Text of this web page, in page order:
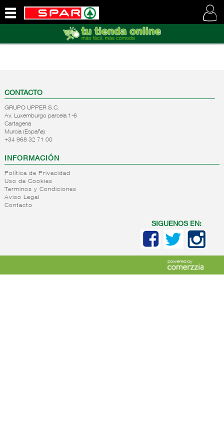
SOMOS
CONTACTO
GRUPO UPPER S.C.
Av. Luxemburgo parcela 1-6
Cartagena
Murcia (España)
+34 968 32 71 00
INFORMACIÓN
Política de Privacidad
Uso de Cookies
Terminos y Condiciones
Aviso Legal
Contacto
SIGUENOS EN: